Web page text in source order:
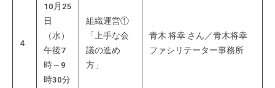
っ4
10月25
日
（水）
午後7
時～9
時30分
組織運営①
「上手な会
議の進め
方」
青木 将幸 さん／青木将幸
ファシリテーター事務所